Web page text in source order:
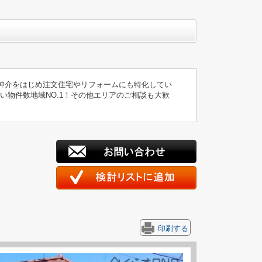
をはじめ注文住宅やリフォームにも特化してい
物件数地域NO.1！その他エリアのご相談も大歓
印刷する